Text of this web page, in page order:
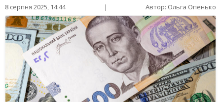
8 серпня 2025, 14:44 | Автор: Ольга Опенько